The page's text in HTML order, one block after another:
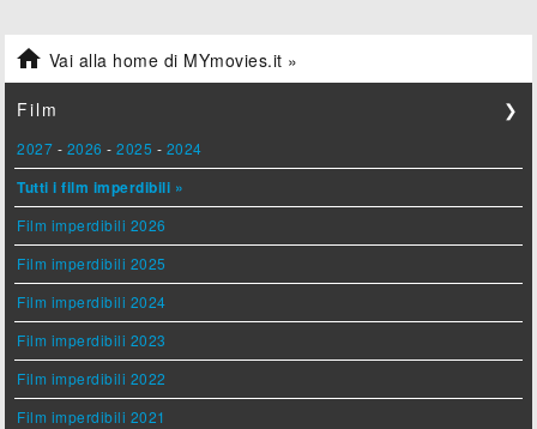
 Vai alla home di MYmovies.it »
Film ❯
2027 - 2026 -2025 - 2024
Tutti i film imperdibili »
Film imperdibili 2026
Film imperdibili 2025
Film imperdibili 2024
Film imperdibili 2023
Film imperdibili 2022
Film imperdibili 2021